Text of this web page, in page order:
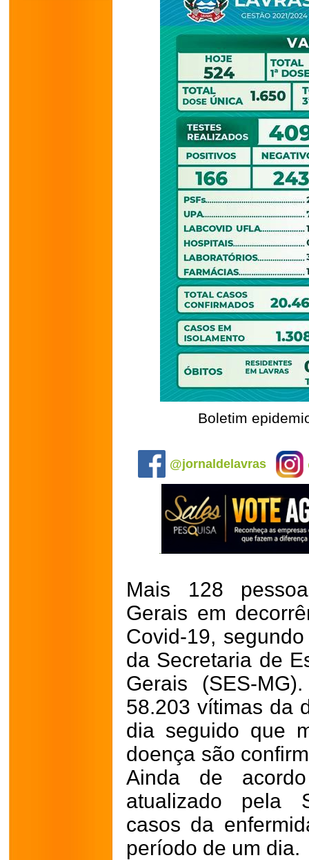
Boletim
@jornaldelavras
Mais 128
Gerais em
Covid-19,
da Secretaria de
Gerais (SES-
58.203 vítimas da
dia seguido que
doença são
Ainda de
atualizado pela
casos da
período de um dia.